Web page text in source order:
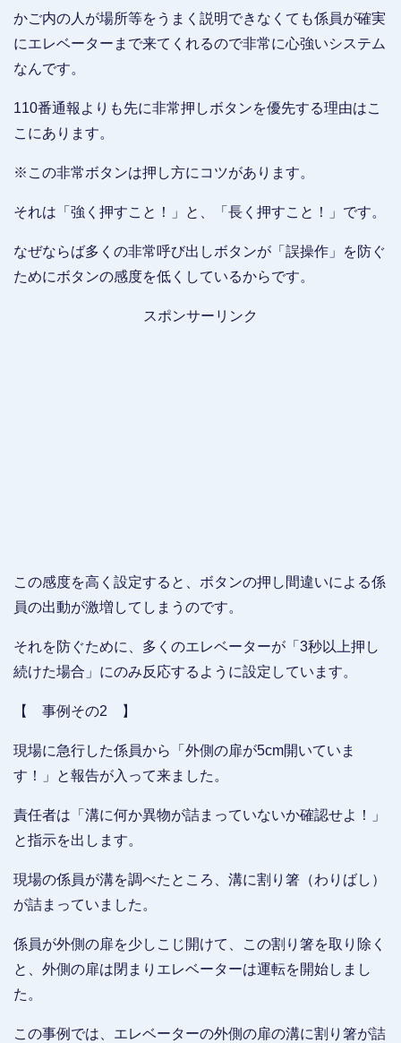
かご内の人が場所等をうまく説明できなくても係員が確実
にエレベーターまで来てくれるので非常に心強いシステム
なんです。
110番通報よりも先に非常押しボタンを優先する理由はこ
こにあります。
※この非常ボタンは押し方にコツがあります。
それは「強く押すこと！」と、「長く押すこと！」です。
なぜならば多くの非常呼び出しボタンが「誤操作」を防ぐ
ためにボタンの感度を低くしているからです。
スポンサーリンク
この感度を高く設定すると、ボタンの押し間違いによる係
員の出動が激増してしまうのです。
それを防ぐために、多くのエレベーターが「3秒以上押し
続けた場合」にのみ反応するように設定しています。
【 事例その2 】
現場に急行した係員から「外側の扉が5cm開いていま
す！」と報告が入って来ました。
責任者は「溝に何か異物が詰まっていないか確認せよ！」
と指示を出します。
現場の係員が溝を調べたところ、溝に割り箸（わりばし）
が詰まっていました。
係員が外側の扉を少しこじ開けて、この割り箸を取り除く
と、外側の扉は閉まりエレベーターは運転を開始しまし
た。
この事例では、エレベーターの外側の扉の溝に割り箸が詰